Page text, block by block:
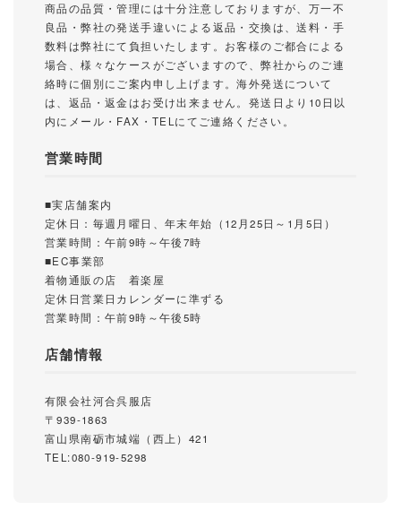
商品の品質・管理には十分注意しておりますが、万一不
良品・弊社の発送手違いによる返品・交換は、送料・手
数料は弊社にて負担いたします。お客様のご都合による
場合、様々なケースがございますので、弊社からのご連
絡時に個別にご案内申し上げます。海外発送について
は、返品・返金はお受け出来ません。発送日より10日以
内にメール・FAX・TELにてご連絡ください。
営業時間
■実店舗案内
定休日：毎週月曜日、年末年始（12月25日～1月5日）
営業時間：午前9時～午後7時
■EC事業部
着物通販の店 着楽屋
定休日営業日カレンダーに準ずる
営業時間：午前9時～午後5時
店舗情報
有限会社河合呉服店
〒939-1863
富山県南砺市城端（西上）421
TEL:080-919-5298